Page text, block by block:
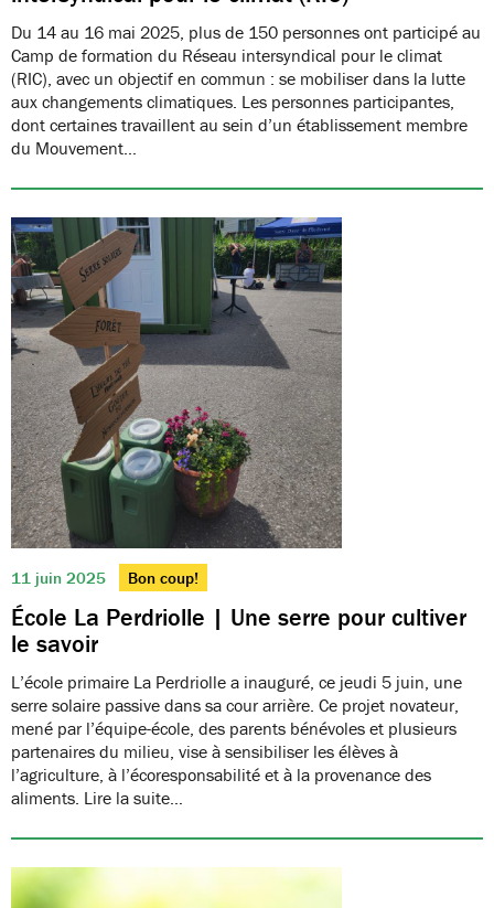
Du 14 au 16 mai 2025, plus de 150 personnes ont participé au
Camp de formation du Réseau intersyndical pour le climat
(RIC), avec un objectif en commun : se mobiliser dans la lutte
aux changements climatiques. Les personnes participantes,
dont certaines travaillent au sein d’un établissement membre
du Mouvement…
11 juin 2025 Bon coup!
École La Perdriolle | Une serre pour cultiver
le savoir
L’école primaire La Perdriolle a inauguré, ce jeudi 5 juin, une
serre solaire passive dans sa cour arrière. Ce projet novateur,
mené par l’équipe-école, des parents bénévoles et plusieurs
partenaires du milieu, vise à sensibiliser les élèves à
l’agriculture, à l’écoresponsabilité et à la provenance des
aliments. Lire la suite…